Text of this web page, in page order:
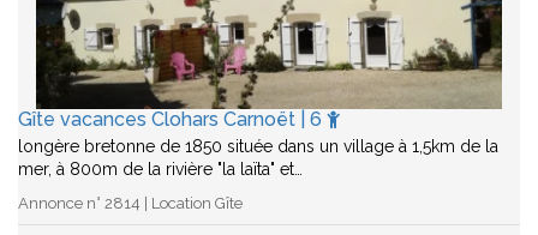
Gîte vacances Clohars Carnoët | 6
longère bretonne de 1850 située dans un village à 1,5km de la
mer, à 800m de la rivière "la laïta" et…
Annonce n° 2814 | Location Gîte